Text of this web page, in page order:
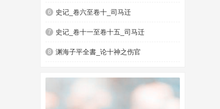
6 史记_卷六至卷十_司马迁
7 史记_卷十一至卷十五_司马迁
8 渊海子平全書_论十神之伤官